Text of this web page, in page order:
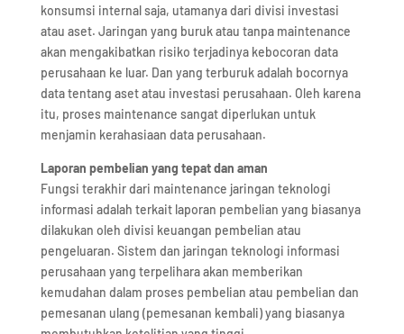
konsumsi internal saja, utamanya dari divisi investasi
atau aset. Jaringan yang buruk atau tanpa maintenance
akan mengakibatkan risiko terjadinya kebocoran data
perusahaan ke luar. Dan yang terburuk adalah bocornya
data tentang aset atau investasi perusahaan. Oleh karena
itu, proses maintenance sangat diperlukan untuk
menjamin kerahasiaan data perusahaan.
Laporan pembelian yang tepat dan aman
Fungsi terakhir dari maintenance jaringan teknologi
informasi adalah terkait laporan pembelian yang biasanya
dilakukan oleh divisi keuangan pembelian atau
pengeluaran. Sistem dan jaringan teknologi informasi
perusahaan yang terpelihara akan memberikan
kemudahan dalam proses pembelian atau pembelian dan
pemesanan ulang (pemesanan kembali) yang biasanya